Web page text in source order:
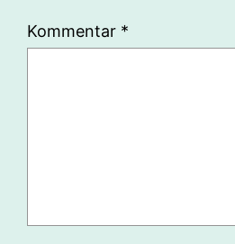
Kommentar *